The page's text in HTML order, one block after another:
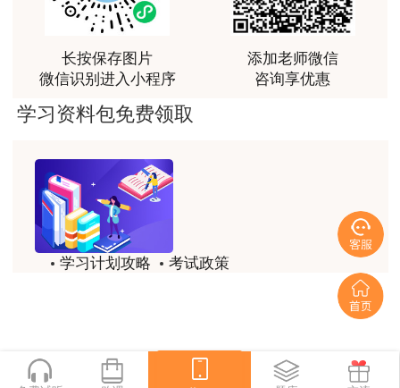
林老师讲得非常好！
非常好的开学破冰讲义！认真对待，无限可能!
用户c2****r6
用户m1****88
冲着林轩老师过来买的课程，没时间学，就看了冲刺
和重点资料稳稳过
用户m0****66
林轩老师大神，听老师一遍课胜过自学十遍书！
长按保存图片
微信识别进入小程序
添加老师微信
咨询享优惠
学习资料包免费领取
学习计划攻略
考试政策